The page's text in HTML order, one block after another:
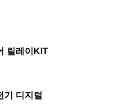
릴레이KIT
기 디지털